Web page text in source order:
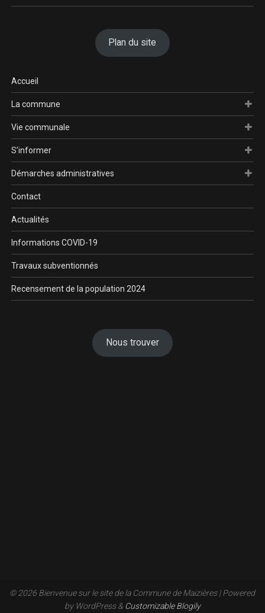
Plan du site
Accueil
La commune
Vie communale
S’informer
Démarches administratives
Contact
Actualités
Informations COVID-19
Travaux subventionnés
Recensement de la population 2024
Nous trouver
© 2026 Bienvenue sur le site de la Commune de Maizières| Powered
by WordPress & Customizable Blogily